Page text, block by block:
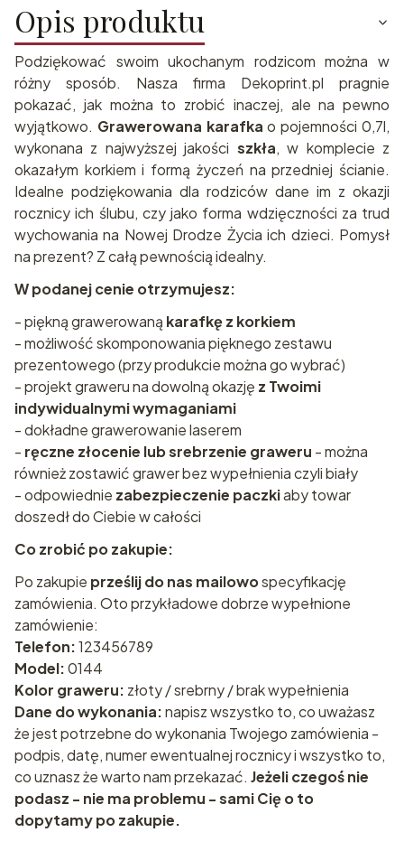
Opis produktu
Podziękować swoim ukochanym rodzicom można w
różny sposób. Nasza firma Dekoprint.pl pragnie
pokazać, jak można to zrobić inaczej, ale na pewno
wyjątkowo. Grawerowana karafka o pojemności 0,7l,
wykonana z najwyższej jakości szkła, w komplecie z
okazałym korkiem i formą życzeń na przedniej ścianie.
Idealne podziękowania dla rodziców dane im z okazji
rocznicy ich ślubu, czy jako forma wdzięczności za trud
wychowania na Nowej Drodze Życia ich dzieci. Pomysł
na prezent? Z całą pewnością idealny.
W podanej cenie otrzymujesz:
- piękną grawerowaną karafkę z korkiem
- możliwość skomponowania pięknego zestawu
prezentowego (przy produkcie można go wybrać)
- projekt graweru na dowolną okazję z Twoimi
indywidualnymi wymaganiami
- dokładne grawerowanie laserem
- ręczne złocenie lub srebrzenie graweru - można
również zostawić grawer bez wypełnienia czyli biały
- odpowiednie zabezpieczenie paczkiaby towar
doszedł do Ciebie w całości
Co zrobić po zakupie:
Po zakupie prześlij do nas mailowospecyfikację
zamówienia. Oto przykładowe dobrze wypełnione
zamówienie:
Telefon:123456789
Model:0144
Kolor graweru: złoty / srebrny / brak wypełnienia
Dane do wykonania:napisz wszystko to, co uważasz
że jest potrzebne do wykonania Twojego zamówienia -
podpis, datę, numer ewentualnej rocznicy i wszystko to,
co uznasz że warto nam przekazać. Jeżeli czegoś nie
podasz - nie ma problemu - sami Cię o to
dopytamy po zakupie.